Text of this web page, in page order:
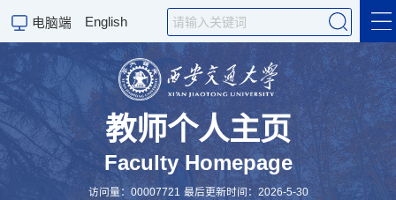
电脑端 English
国际交流
科学教学
教师个人主页
Faculty Homepage
访问量：00007721 最后更新时间：2026-5-30